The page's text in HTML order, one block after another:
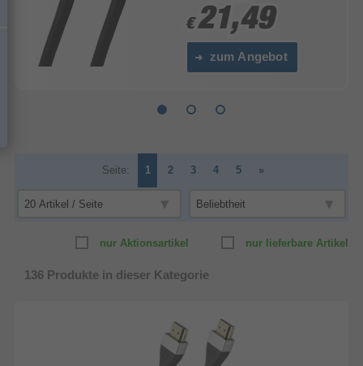
€ 21,49
€ 21,49
zum Angebot
Seite: 1 2 3 4 5 »
nur lieferbare Artikel
nur Aktionsartikel
136 Produkte in dieser Kategorie